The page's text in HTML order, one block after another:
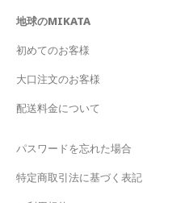
地球のMIKATA
初めてのお客様
大口注文のお客様
配送料金について
パスワードを忘れた場合
特定商取引法に基づく表記